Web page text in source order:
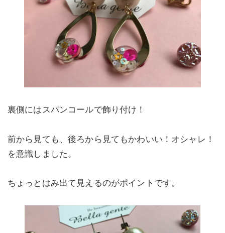
裏側にはスパンコールで飾り付け！
前から見ても、後ろから見てもかわいい！オシャレ！
を意識しました。
ちょっとはみ出て見えるのがポイントです。